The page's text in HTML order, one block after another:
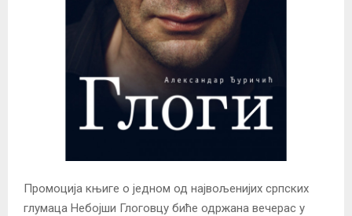
Промоција књиге о једном од највољенијих српских
глумаца Небојши Глоговцу биће одржана вечерас у